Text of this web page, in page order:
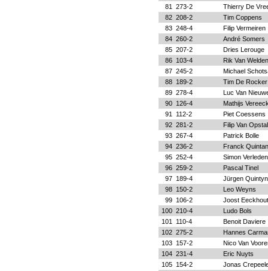
81
273-2
Thierry De
82 208-2
Tim Coppens
83 248-4
Filip Vermeiren
84 260-2
André Somers
85 207-2
Dries Lerouge
86 103-4
Rik Van Welden
87 245-2
Michael
88 189-2
Tim De Rocker
89 278-4
Luc Van
90 126-4
Mathijs
91
112-2
Piet Coessens
92 281-2
Filip Van Opstal
93 267-4
Patrick Bolle
94 236-2
Franck
95 252-4
Simon
96 259-2
Pascal Tinel
97 189-4
Jürgen Quintyn
98 150-2
Leo Weyns
99 106-2
Joost Eeckhout
100 210-4
Ludo Bols
101
110-4
Benoit Daviere
102 275-2
Hannes
103 157-2
Nico Van
104 231-4
Eric Nuyts
105 154-2
Jonas